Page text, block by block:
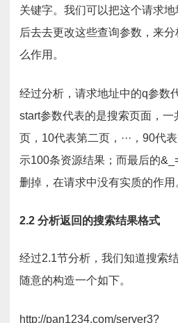
关键字。我们可以把这个请求
后去去更改这些查询参数，来
么作用。
经过分析，请求地址中的q参数
start参数代表的是搜索页面，
页，10代表第二页，···，90代
示100条资源结果；而最后的
删掉，在请求中没有实质的作用
2.2 分析返回的搜索结果格式
经过2.1节分析，我们知道搜索
随意的构造一个如下。
http://pan1234.com/server3?